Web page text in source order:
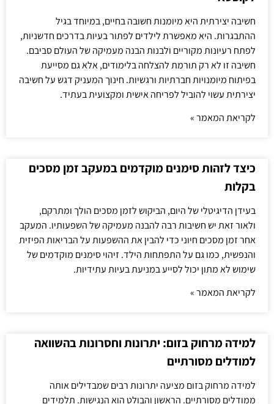
חשיבה יצירתית היא מיומנות חשובה בחיים, במיוחד בגיל
ההתבגרות. היא מאפשרת לילדים לפתור בעיות בדרכים חדשניות,
לפתח רעיונות מקוריים ולבנות הבנה מעמיקה של העולם סביבם.
חשיבה זו לא רק תורמת להצלחה בלימודים, אלא גם מסייעת
בפיתוח מיומנויות חברתיות ורגשיות. חינוך המעניק דגש על חשיבה
יצירתית עשוי להוביל לפריחה אישית ומקצועית בעתיד.
לקריאת המאמר »
כיצד לזהות סימנים מוקדמים במעקב זמן מסכים
בקלות
בעידן הדיגיטלי של היום, הביקוש לזמן מסכים הולך ומתרקם,
ולאור זאת יש חשיבות רבה להבנה מעמיקה של השפעותיו. המעקב
אחר זמן מסכים חיוני כדי להבין את ההשפעות על הבריאות הפיזית
והנפשית, כמו גם על התפתחות הילד. זיהוי סימנים מוקדמים של
שימוש לא מתון יכול לסייע במניעת בעיות עתידיות.
לקריאת המאמר »
למידה מרחוק בזום: יתרונות וחסרונות בהשוואה
למודלים מסורתיים
למידה מרחוק בזום מציעה יתרונות רבים שמבדילים אותה
ממודלים מסורתיים. הראשון והבולט הוא הנגישות. תלמידים